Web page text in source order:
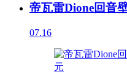
帝瓦雷Dione回音
07.16